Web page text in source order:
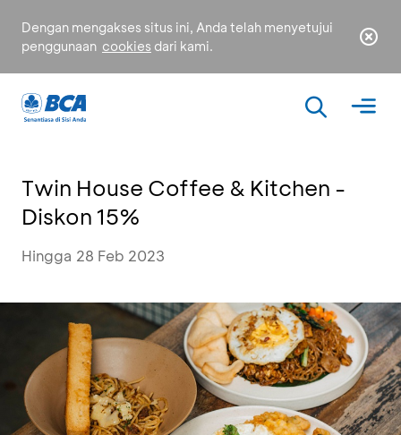
Dengan mengakses situs ini, Anda telah menyetujui
penggunaan cookies dari kami.
Twin House Coffee & Kitchen -
Diskon 15%
Hingga 28 Feb 2023